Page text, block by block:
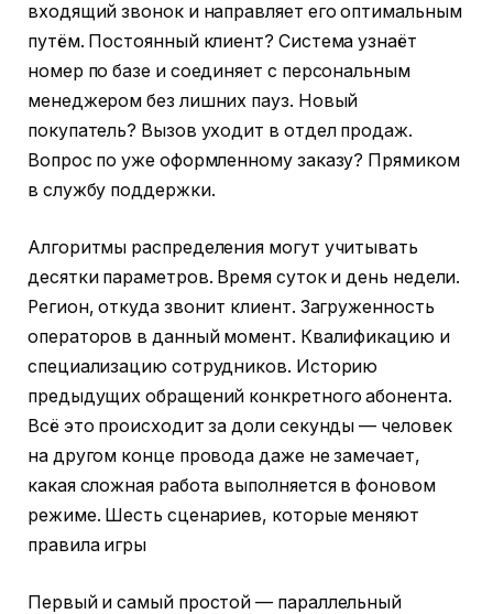
входящий звонок и направляет его оптимальным
путём. Постоянный клиент? Система узнаёт
номер по базе и соединяет с персональным
менеджером без лишних пауз. Новый
покупатель? Вызов уходит в отдел продаж.
Вопрос по уже оформленному заказу? Прямиком
в службу поддержки.
Алгоритмы распределения могут учитывать
десятки параметров. Время суток и день недели.
Регион, откуда звонит клиент. Загруженность
операторов в данный момент. Квалификацию и
специализацию сотрудников. Историю
предыдущих обращений конкретного абонента.
Всё это происходит за доли секунды — человек
на другом конце провода даже не замечает,
какая сложная работа выполняется в фоновом
режиме. Шесть сценариев, которые меняют
правила игры
Первый и самый простой — параллельный